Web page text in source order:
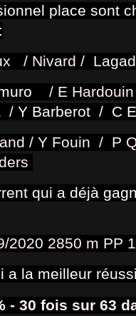
place sont
/ Nivard /
/ E Hardouin
/ Y Barberot / C
/ Y Fouin / P
qui a déjà
2020 2850 m PP
a la meilleur
- 30 fois sur 63